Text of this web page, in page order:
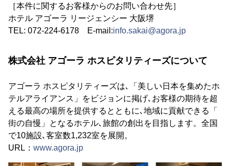
［本件に関するお客様からのお問い合わせ先］
ホテル アゴーラ リージェンシー 大阪堺
TEL: 072-224-6178 E-mail:info.sakai@agora.jp
株式会社 アゴーラ ホスピタリティーズについて
アゴーラ ホスピタリティーズは､「美しい日本を集めたホ
テルアライアンス」をビジョンに掲げ､お客様の期待を超
える最高の場所を提供するとともに､地域に貢献できる「
街の自慢」となるホテル､旅館の創出を目指します。全国
で10施設､客室数1,232室を展開。
URL： www.agora.jp